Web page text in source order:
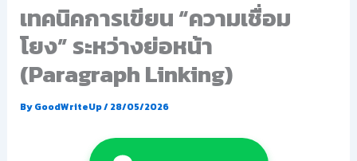
เทคนิคการเขียน “ความเชื่อม
โยง” ระหว่างย่อหน้า
(Paragraph Linking)
ByGoodWriteUp/28/05/2026